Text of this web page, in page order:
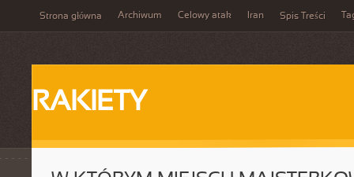
Strona główna Archiwum Celowy atak Iran Spis Treści
RAKIETY